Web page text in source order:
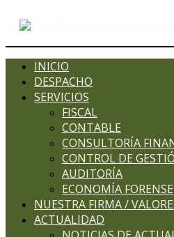
INICIO
DESPACHO
SERVICIOS
FISCAL
CONTABLE
CONSULTORÍA
CONTROL DE
AUDITORÍA
ECONOMÍA FORENSE
NUESTRA FIRMA /
ACTUALIDAD